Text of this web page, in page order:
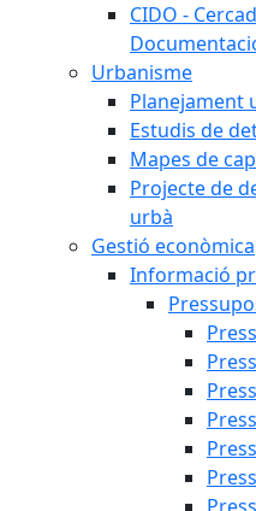
CIDO -
Urbanisme
Planejament
Estudis de
Mapes de
Projecte de
urbà
Gestió econòmica
Informació